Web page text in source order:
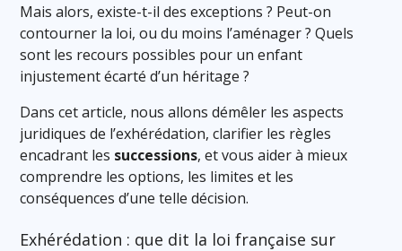
Mais alors, existe-t-il des exceptions ? Peut-on
contourner la loi, ou du moins l’aménager ? Quels
sont les recours possibles pour un enfant
injustement écarté d’un héritage ?
Dans cet article, nous allons démêler les aspects
juridiques de l’exhérédation, clarifier les règles
encadrant les successions, et vous aider à mieux
comprendre les options, les limites et les
conséquences d’une telle décision.
Exhérédation : que dit la loi française sur